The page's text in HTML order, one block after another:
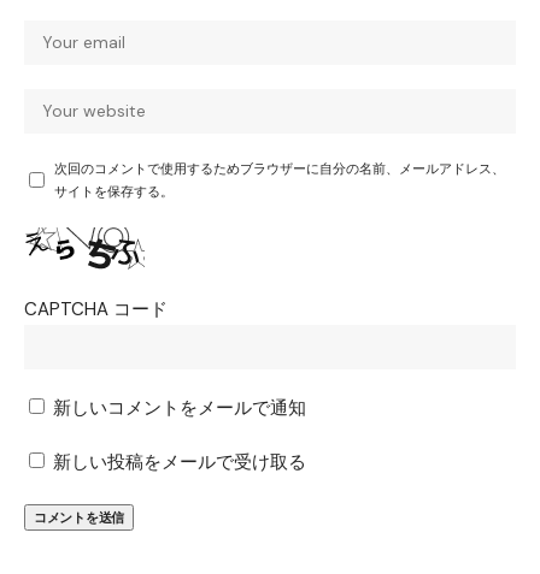
次回のコメントで使用するためブラウザーに自分の名前、メールアドレス、
サイトを保存する。
CAPTCHA コード
新しいコメントをメールで通知
新しい投稿をメールで受け取る